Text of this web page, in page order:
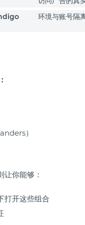
环境与账号隔
）
你能够：
打开这些组合